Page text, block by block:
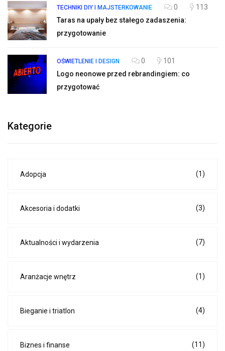
TECHNIKI DIY I MAJSTERKOWANIE 0
113
Taras na upały bez stałego zadaszenia:
przygotowanie
OŚWIETLENIE I DESIGN 0
101
Logo neonowe przed rebrandingiem: co
przygotować
Kategorie
Adopcja (1)
Akcesoria i dodatki (3)
Aktualności i wydarzenia (7)
Aranżacje wnętrz (1)
Bieganie i triatlon (4)
Biznes i finanse (11)